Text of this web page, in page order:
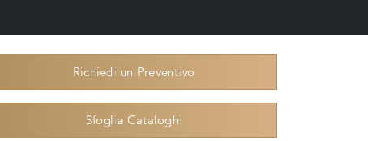
Richiedi un Preventivo
Sfoglia Cataloghi